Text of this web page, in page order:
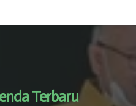
Terbaru